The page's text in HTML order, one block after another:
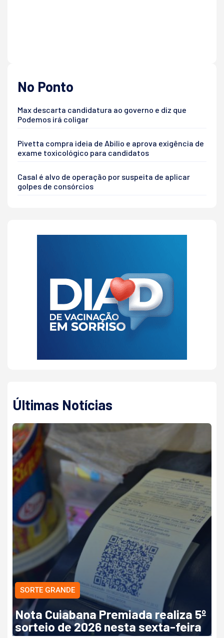
No Ponto
Max descarta candidatura ao governo e diz que
Podemos irá coligar
Pivetta compra ideia de Abilio e aprova exigência de
exame toxicológico para candidatos
Casal é alvo de operação por suspeita de aplicar
golpes de consórcios
Últimas Notícias
SORTE GRANDE
Nota Cuiabana Premiada realiza 5º
sorteio de 2026 nesta sexta-feira